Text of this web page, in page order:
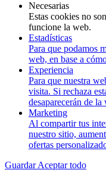
Necesarias
Estas cookies no
funcione la web.
Estadísticas
Para que podamos
web, en base a
Experiencia
Para que nuestra
visita. Si rechaza
desaparecerán de la
Marketing
Al compartir tus
nuestro sitio,
ofertas
GuardarAceptar todo